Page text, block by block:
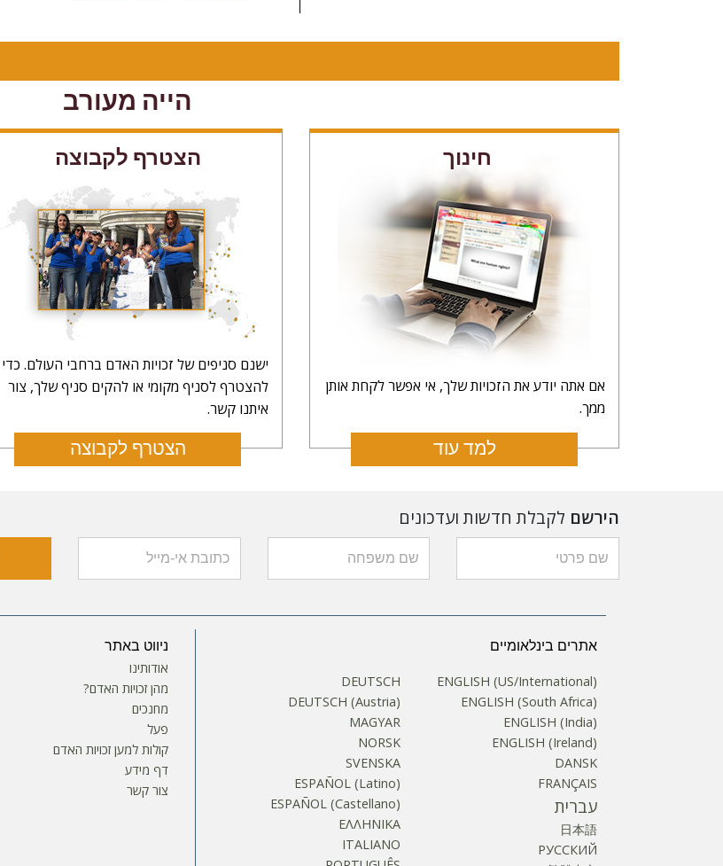
הייה מעורב
חינוך
אם אתה יודע את הזכויות שלך, אי אפשר לקחת אותן
ממך.
למד עוד
הצטרף לקבוצה
ישנם סניפים של זכויות האדם ברחבי העולם. כדי
להצטרף לסניף מקומי או להקים סניף שלך, צור
איתנו קשר.
הצטרף לקבוצה
הירשם לקבלת חדשות ועדכונים
אתרים בינלאומיים
ENGLISH (US/International)
ENGLISH (South Africa)
ENGLISH (India)
ENGLISH (Ireland)
DANSK
FRANÇAIS
עברית
日本語
РУССКИЙ
DEUTSCH
DEUTSCH (Austria)
MAGYAR
NORSK
SVENSKA
ESPAÑOL (Latino)
ESPAÑOL (Castellano)
ΕΛΛΗΝΙΚA
ITALIANO
ניווט באתר
אודותינו
מהן זכויות האדם?
מחנכים
פעל
קולות למען זכויות האדם
דף מידע
צור קשר